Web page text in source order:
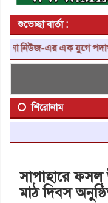
শুভেচ্ছা বার্তা :
এর এক যুগে পদার্পণ
শিরোনাম
সাপাহারে
মাঠ দিবস